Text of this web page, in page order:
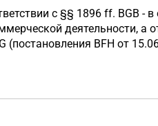
с §§ 1896 ff. BGB -
деятельности, а
(постановления BFH от